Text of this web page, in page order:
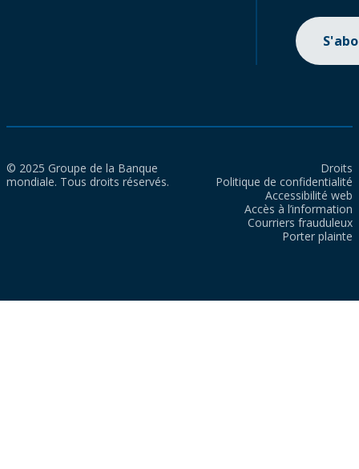
© 2025 Groupe de la Banque
mondiale. Tous droits réservés.
Droits
Politique de confidentialité
Accessibilité web
Accès à l’information
Courriers frauduleux
Porter plainte